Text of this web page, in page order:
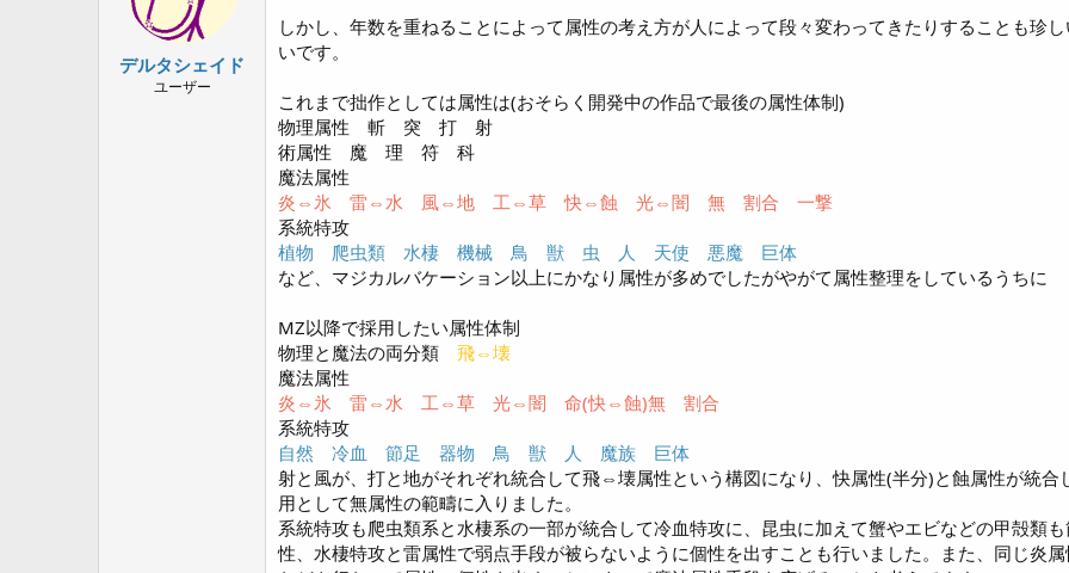
デルタシェイド
ユーザー
しかし、年数を重ねることによって属性の考え方が人によって段々変わってきたりすることも珍
いです。
これまで拙作としては属性は(おそらく開発中の作品で最後の属性体制)
物理属性 斬 突 打 射
術属性 魔 理 符 科
魔法属性
炎⇔氷 雷⇔水 風⇔地 工⇔草 快⇔蝕 光⇔闇 無 割合 一撃
系統特攻
植物 爬虫類 水棲 機械 鳥 獣 虫 人 天使 悪魔 巨体
など、マジカルバケーション以上にかなり属性が多めでしたがやがて属性整理をしているうちに
MZ以降で採用したい属性体制
物理と魔法の両分類 飛⇔壊
魔法属性
炎⇔氷 雷⇔水 工⇔草 光⇔闇 命(快⇔蝕)無 割合
系統特攻
自然 冷血 節足 器物 鳥 獣 人 魔族 巨体
射と風が、打と地がそれぞれ統合して飛⇔壊属性という構図になり、快属性(半分)と蝕属性が統
用として無属性の範疇に入りました。
系統特攻も爬虫類系と水棲系の一部が統合して冷血特攻に、昆虫に加えて蟹やエビなどの甲殻類
性、水棲特攻と雷属性で弱点手段が被らないように個性を出すことも行いました。また、同じ炎